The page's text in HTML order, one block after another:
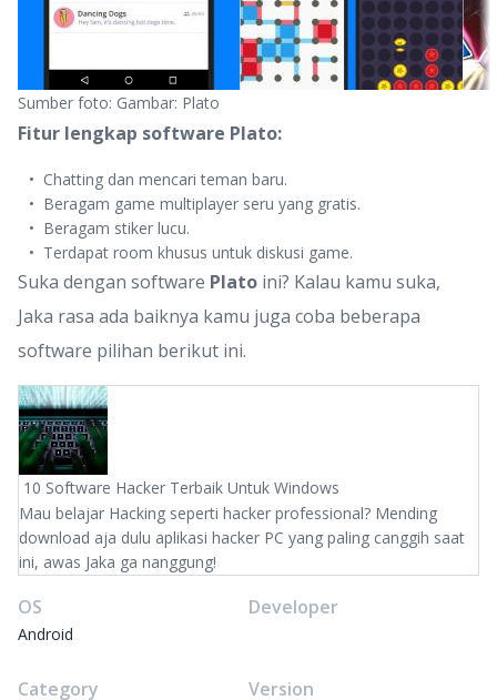
Sumber foto: Gambar: Plato
Fitur lengkap software Plato:
Chatting dan mencari teman baru.
Beragam game multiplayer seru yang gratis.
Beragam stiker lucu.
Terdapat room khusus untuk diskusi game.
Suka dengan software Plato ini? Kalau kamu suka,
Jaka rasa ada baiknya kamu juga coba beberapa
software pilihan berikut ini.
10 Software Hacker Terbaik Untuk Windows
Mau belajar Hacking seperti hacker professional? Mending
download aja dulu aplikasi hacker PC yang paling canggih saat
ini, awas Jaka ga nanggung!
OS
Android
Developer
Category Version